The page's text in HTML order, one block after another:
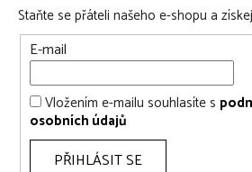
Staňte se přáteli našeho e-shopu a
E-mail
Vložením e-mailu souhlasíte s
osobních údajů
PŘIHLÁSIT SE